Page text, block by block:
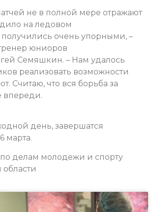
не в полной мере отражают
на ледовом
получились очень упорными, –
юниоров
Семяшкин. – Нам удалось
реализовать возможности
Считаю, что вся борьба за
впереди.
день, завершатся
марта.
делам молодежи и спорту